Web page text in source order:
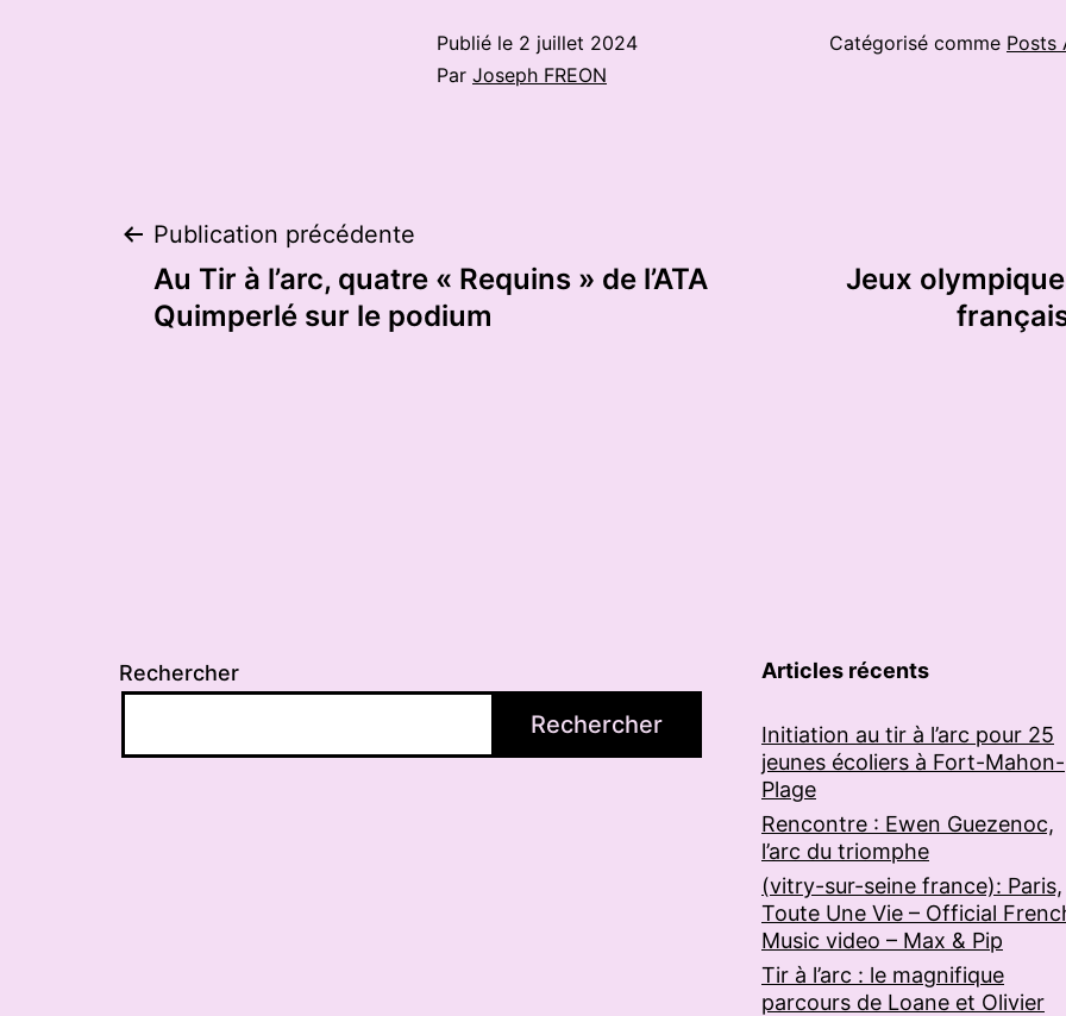
Publié le 2 juillet 2024
Par Joseph FREON
Catégorisé comme Posts
Navigation
de
Publication précédente
Au Tir à l’arc, quatre « Requins » de l’ATA
Quimperlé sur le podium
Jeux
Rechercher
Rechercher
Articles récents
Initiation au tir à l’arc pour 25
jeunes écoliers à Fort-Mahon-
Plage
Rencontre : Ewen Guezenoc,
l’arc du triomphe
(vitry-sur-seine france): Paris,
Toute Une Vie – Official
Music video – Max & Pip
Tir à l’arc : le magnifique
parcours de Loane et Olivier